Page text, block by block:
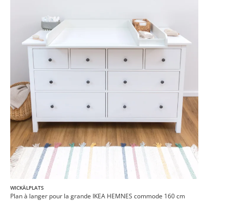
WICKÄLPLATS
Plan à langer pour la grande IKEA HEMNES commode 160 cm